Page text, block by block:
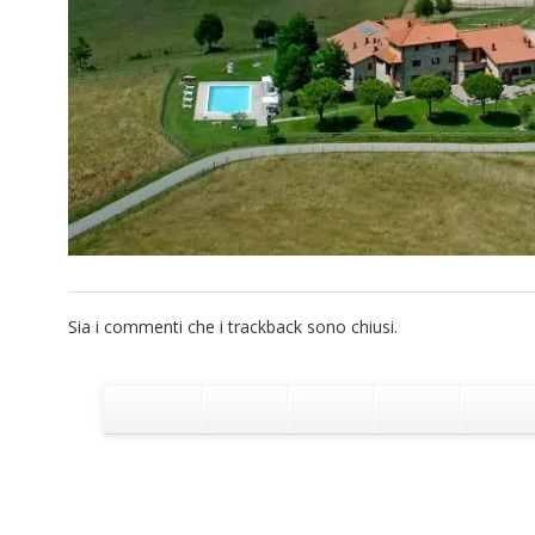
Sia i commenti che i trackback sono chiusi.